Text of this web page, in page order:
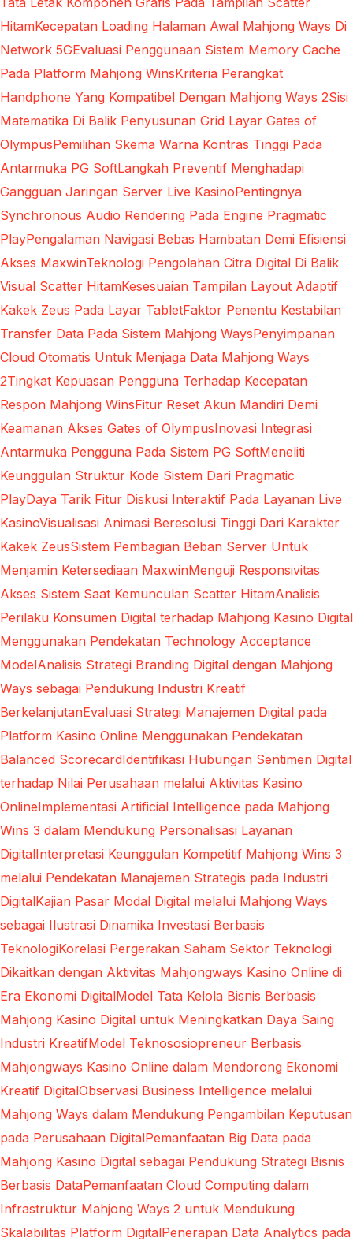
HitamKecepatan Loading Halaman Awal Mahjong Ways Di
Network 5GEvaluasi Penggunaan Sistem Memory Cache
Pada Platform Mahjong WinsKriteria Perangkat
Handphone Yang Kompatibel Dengan Mahjong Ways 2Sisi
Matematika Di Balik Penyusunan Grid Layar Gates of
OlympusPemilihan Skema Warna Kontras Tinggi Pada
Antarmuka PG SoftLangkah Preventif Menghadapi
Gangguan Jaringan Server Live KasinoPentingnya
Synchronous Audio Rendering Pada Engine Pragmatic
PlayPengalaman Navigasi Bebas Hambatan Demi Efisiensi
Akses MaxwinTeknologi Pengolahan Citra Digital Di Balik
Visual Scatter HitamKesesuaian Tampilan Layout Adaptif
Kakek Zeus Pada Layar TabletFaktor Penentu Kestabilan
Transfer Data Pada Sistem Mahjong WaysPenyimpanan
Cloud Otomatis Untuk Menjaga Data Mahjong Ways
2Tingkat Kepuasan Pengguna Terhadap Kecepatan
Respon Mahjong WinsFitur Reset Akun Mandiri Demi
Keamanan Akses Gates of OlympusInovasi Integrasi
Antarmuka Pengguna Pada Sistem PG SoftMeneliti
Keunggulan Struktur Kode Sistem Dari Pragmatic
PlayDaya Tarik Fitur Diskusi Interaktif Pada Layanan Live
KasinoVisualisasi Animasi Beresolusi Tinggi Dari Karakter
Kakek ZeusSistem Pembagian Beban Server Untuk
Menjamin Ketersediaan MaxwinMenguji Responsivitas
Akses Sistem Saat Kemunculan Scatter HitamAnalisis
Perilaku Konsumen Digital terhadap Mahjong Kasino Digital
Menggunakan Pendekatan Technology Acceptance
ModelAnalisis Strategi Branding Digital dengan Mahjong
Ways sebagai Pendukung Industri Kreatif
BerkelanjutanEvaluasi Strategi Manajemen Digital pada
Platform Kasino Online Menggunakan Pendekatan
Balanced ScorecardIdentifikasi Hubungan Sentimen Digital
terhadap Nilai Perusahaan melalui Aktivitas Kasino
OnlineImplementasi Artificial Intelligence pada Mahjong
Wins 3 dalam Mendukung Personalisasi Layanan
DigitalInterpretasi Keunggulan Kompetitif Mahjong Wins 3
melalui Pendekatan Manajemen Strategis pada Industri
DigitalKajian Pasar Modal Digital melalui Mahjong Ways
sebagai Ilustrasi Dinamika Investasi Berbasis
TeknologiKorelasi Pergerakan Saham Sektor Teknologi
Dikaitkan dengan Aktivitas Mahjongways Kasino Online di
Era Ekonomi DigitalModel Tata Kelola Bisnis Berbasis
Mahjong Kasino Digital untuk Meningkatkan Daya Saing
Industri KreatifModel Teknososiopreneur Berbasis
Mahjongways Kasino Online dalam Mendorong Ekonomi
Kreatif DigitalObservasi Business Intelligence melalui
Mahjong Ways dalam Mendukung Pengambilan Keputusan
pada Perusahaan DigitalPemanfaatan Big Data pada
Mahjong Kasino Digital sebagai Pendukung Strategi Bisnis
Berbasis DataPemanfaatan Cloud Computing dalam
Infrastruktur Mahjong Ways 2 untuk Mendukung
Skalabilitas Platform DigitalPenerapan Data Analytics pada